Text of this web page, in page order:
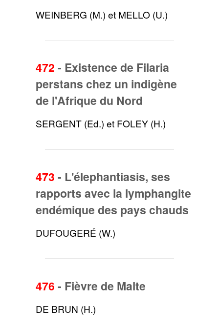
WEINBERG (M.) et MELLO (U.)
472 - Existence de Filaria
perstans chez un indigène
de l'Afrique du Nord
SERGENT (Ed.) et FOLEY (H.)
473 - L'élephantiasis, ses
rapports avec la lymphangite
endémique des pays chauds
DUFOUGERÉ (W.)
476 - Fièvre de Malte
DE BRUN (H.)